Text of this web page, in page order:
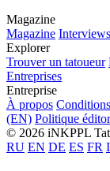
Magazine
Magazine Interviews
Explorer
Trouver un tatoueur
Entreprises
Entreprise
À propos
(EN) Politique
© 2026 iNKPPL
RU EN DE ES FR